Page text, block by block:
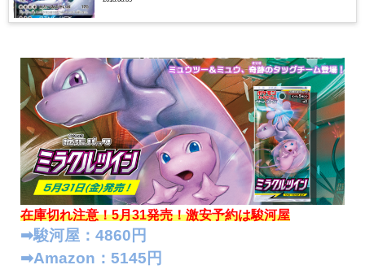
在庫切れ注意！5月31発売！激安予約は駿河屋
➡︎駿河屋：4860円
➡︎Amazon：5145円